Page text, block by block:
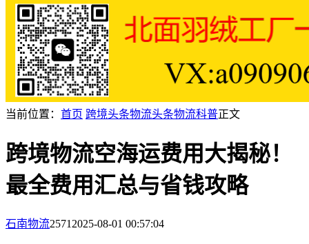
当前位置： 首页 跨境头条物流头条物流科普正文
跨境物流空海运费用大揭秘！
最全费用汇总与省钱攻略
石南物流2571 2025-08-01 00:57:04